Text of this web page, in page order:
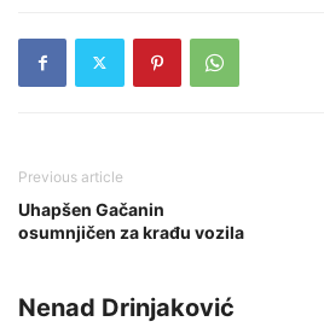
Previous article
Uhapšen Gačanin
osumnjičen za krađu vozila
Nenad Drinjaković